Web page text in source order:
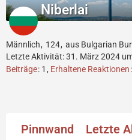
Niberlai
Männlich 124 aus Bulgarian
Letzte Aktivität:31. März 2024
Beiträge 1 Erhaltene Reaktionen
Pinnwand Letzte